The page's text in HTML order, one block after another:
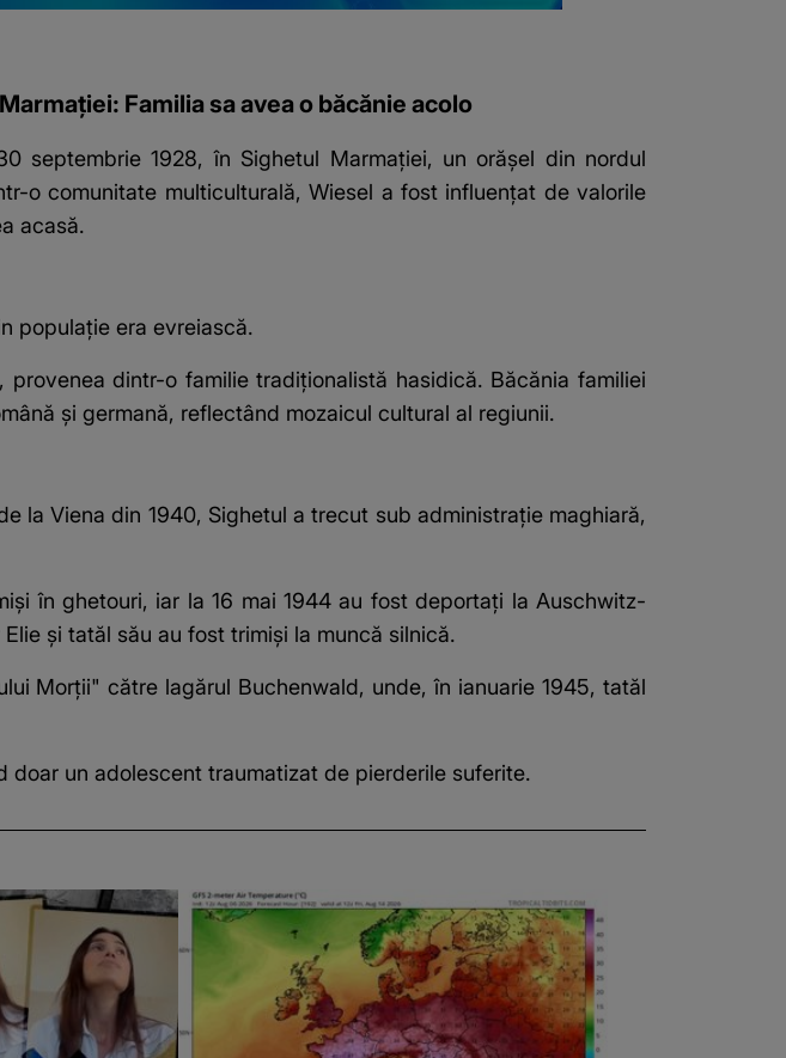
Familia sa avea o băcănie acolo
septembrie 1928, în Sighetul Marmației, un orășel din nordul
o comunitate multiculturală, Wiesel a fost influențat de valorile
acasă.
populație era evreiască.
dintr-o familie tradiționalistă hasidică. Băcănia familiei
și germană, reflectând mozaicul cultural al regiunii.
la Viena din 1940, Sighetul a trecut sub administrație maghiară,
în ghetouri, iar la 16 mai 1944 au fost deportați la Auschwitz-
și tatăl său au fost trimiși la muncă silnică.
Morții" către lagărul Buchenwald, unde, în ianuarie 1945, tatăl
doar un adolescent traumatizat de pierderile suferite.